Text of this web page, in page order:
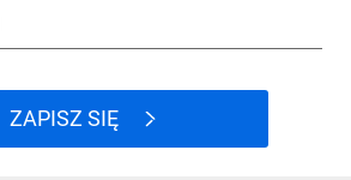
ZAPISZ SIĘ